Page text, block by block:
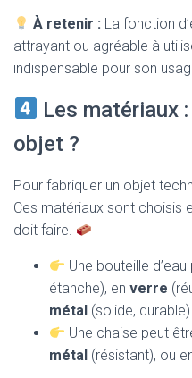
À retenir : La fonction
attrayant ou agréable à
indispensable pour son
Les matériaux
objet ?
Pour fabriquer un objet
Ces matériaux sont choisis
doit faire.
Une bouteille
étanche), en verre
métal (solide, durable).
Une chaise peut
métal (résistant), ou